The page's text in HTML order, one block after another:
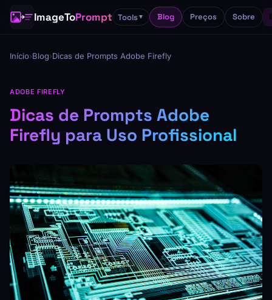
ImageToPrompt Tools▼ Blog Preços Sobre
Início›Blog›Dicas de Prompts Adobe Firefly
ADOBE FIREFLY
Dicas de Prompts Adobe
Firefly para Uso Profissional